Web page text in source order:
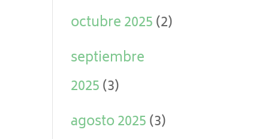
octubre 2025(2)
septiembre
2025(3)
agosto 2025(3)